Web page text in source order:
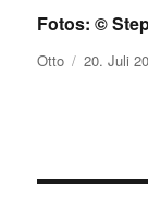
Fotos: ©
Autor
Otto 20. Juli